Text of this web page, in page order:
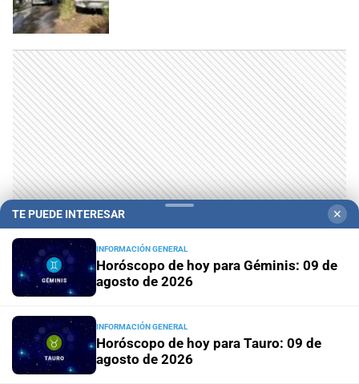
LO MÁS VISTO
TE PUEDE INTERESAR ✕
INFORMACIÓN GENERAL
Horóscopo de hoy para Géminis: 09 de
agosto de 2026
INFORMACIÓN GENERAL
Horóscopo de hoy para Tauro: 09 de
agosto de 2026